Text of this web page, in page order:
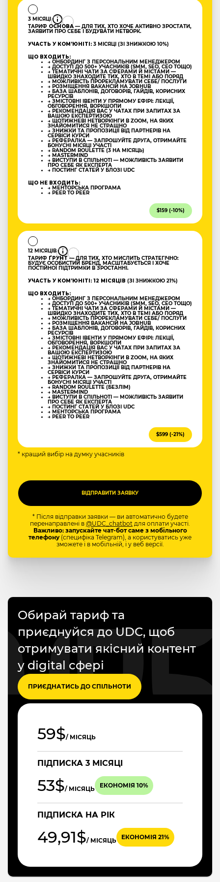
3 МІСЯЦІ
ТАРИФ ОСНОВА — ДЛЯ ТИХ, ХТО ХОЧЕ АКТИВНО ЗРОСТАТИ,
ЗАЯВИТИ ПРО СЕБЕ І БУДУВАТИ НЕТВОРК.
УЧАСТЬ У КОМʼЮНІТІ: 3 МІСЯЦІ (ЗІ ЗНИЖКОЮ 10%)
ЩО ВХОДИТЬ:
→ ОНБОРДИНГ З ПЕРСОНАЛЬНИМ МЕНЕДЖЕРОМ
→ ДОСТУП ДО 500+ УЧАСНИКІВ (SMM, SEO, CEO ТОЩО)
→ ТЕМАТИЧНІ ЧАТИ ЗА СФЕРАМИ Й МІСТАМИ —
ШВИДКО ЗНАХОДИТЕ ТИХ, ХТО В ТЕМІ АБО ПОРЯД
→ МОЖЛИВІСТЬ ПРОРЕКЛАМУВАТИ СЕБЕ/ ПОСЛУГИ
→ РОЗМІЩЕННЯ ВАКАНСІЙ НА JOBHUB
→ БАЗА ШАБЛОНІВ, ДОГОВОРІВ, ГАЙДІВ, КОРИСНИХ
РЕСУРСІВ
→ ЗМІСТОВНІ ІВЕНТИ У ПРЯМОМУ ЕФІРІ: ЛЕКЦІЇ,
ОБГОВОРЕННЯ, ВОРКШОПИ
→ РЕКОМЕНДАЦІЯ ВАС У ЧАТАХ ПРИ ЗАПИТАХ ЗА
ВАШОЮ ЕКСПЕРТИЗОЮ
→ ЩОТИЖНЕВІ НЕТВОРКІНГИ В ZOOM, НА ЯКИХ
ЗНАЙОМИТИСЯ НЕ СТРАШНО
→ ЗНИЖКИ ТА ПРОПОЗИЦІЇ ВІД ПАРТНЕРІВ НА
СЕРВІСИ КУРСИ
→ РЕФЕРАЛКА — ЗАПРОШУЙТЕ ДРУГА, ОТРИМАЙТЕ
БОНУСНІ МІСЯЦІ УЧАСТІ
→ RANDOM ROULETTE (3 НА МІСЯЦЬ)
→ MASTERMIND
→ ВИСТУПИ В СПІЛЬНОТІ — МОЖЛИВІСТЬ ЗАЯВИТИ
ПРО СЕБЕ ЯК ЕКСПЕРТА
→ ПОСТИНГ СТАТЕЙ У БЛОЗІ UDC
ЩО НЕ ВХОДИТЬ:
→ МЕНТОРСЬКА ПРОГРАМА
→ PEER TO PEER
$159 (-10%)
12 МІСЯЦІВ
ТАРИФ ҐРУНТ — ДЛЯ ТИХ, ХТО МИСЛИТЬ СТРАТЕГІЧНО:
БУДУЄ ОСОБИСТИЙ БРЕНД, МАСШТАБУЄТЬСЯ І ХОЧЕ
ПОСТІЙНОЇ ПІДТРИМКИ В ЗРОСТАННІ.
УЧАСТЬ У КОМʼЮНІТІ: 12 МІСЯЦІВ (ЗІ ЗНИЖКОЮ 21%)
ЩО ВХОДИТЬ:
→ ОНБОРДИНГ З ПЕРСОНАЛЬНИМ МЕНЕДЖЕРОМ
→ ДОСТУП ДО 500+ УЧАСНИКІВ (SMM, SEO, CEO ТОЩО)
→ ТЕМАТИЧНІ ЧАТИ ЗА СФЕРАМИ Й МІСТАМИ —
ШВИДКО ЗНАХОДИТЕ ТИХ, ХТО В ТЕМІ АБО ПОРЯД
→ МОЖЛИВІСТЬ ПРОРЕКЛАМУВАТИ СЕБЕ/ ПОСЛУГИ
→ РОЗМІЩЕННЯ ВАКАНСІЙ НА JOBHUB
→ БАЗА ШАБЛОНІВ, ДОГОВОРІВ, ГАЙДІВ, КОРИСНИХ
РЕСУРСІВ
→ ЗМІСТОВНІ ІВЕНТИ У ПРЯМОМУ ЕФІРІ: ЛЕКЦІЇ,
ОБГОВОРЕННЯ, ВОРКШОПИ
→ РЕКОМЕНДАЦІЯ ВАС У ЧАТАХ ПРИ ЗАПИТАХ ЗА
ВАШОЮ ЕКСПЕРТИЗОЮ
→ ЩОТИЖНЕВІ НЕТВОРКІНГИ В ZOOM, НА ЯКИХ
ЗНАЙОМИТИСЯ НЕ СТРАШНО
→ ЗНИЖКИ ТА ПРОПОЗИЦІЇ ВІД ПАРТНЕРІВ НА
СЕРВІСИ КУРСИ
→ РЕФЕРАЛКА — ЗАПРОШУЙТЕ ДРУГА, ОТРИМАЙТЕ
БОНУСНІ МІСЯЦІ УЧАСТІ
→ RANDOM ROULETTE (БЕЗЛІМ)
→ MASTERMIND
→ ВИСТУПИ В СПІЛЬНОТІ — МОЖЛИВІСТЬ ЗАЯВИТИ
ПРО СЕБЕ ЯК ЕКСПЕРТА
→ ПОСТИНГ СТАТЕЙ У БЛОЗІ UDC
→ МЕНТОРСЬКА ПРОГРАМА
→ PEER TO PEER
$599 (-21%)
* кращий вибір на думку учасників
* Після відправки заявки — ви автоматично будете
перенаправлені в @UDC_chatbot для оплати участі.
Важливо: запускайте чат-бот саме з мобільного
телефону(специфіка Telegram), а користуватись уже
зможете і в мобільній, і у веб версії.
Обирай тариф та
приєднуйся до UDC, щоб
отримувати якісний контент
у digital сфері
ПРИЄДНАТИСЬ ДО СПІЛЬНОТИ
59$/ МІСЯЦЬ
ПІДПИСКА 3 МІСЯЦІ
53$/ МІСЯЦЬ ЕКОНОМІЯ 10%
ПІДПИСКА НА РІК
49,91$/ МІСЯЦЬ ЕКОНОМІЯ 21%